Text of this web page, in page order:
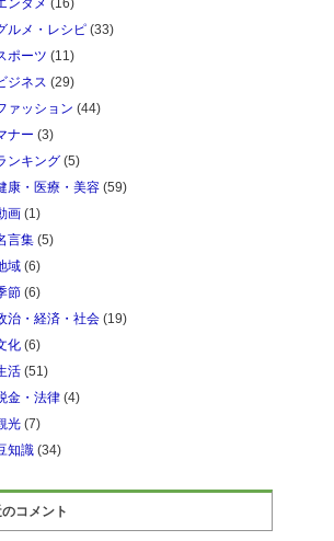
ルメ・レシピ(33)
ポーツ (11)
ジネス (29)
ァッション (44)
ナー (3)
ンキング(5)
康・医療・美容(59)
画(1)
言集(5)
域(6)
節(6)
治・経済・社会(19)
化(6)
活(51)
金・法律(4)
光(7)
知識(34)
コメント